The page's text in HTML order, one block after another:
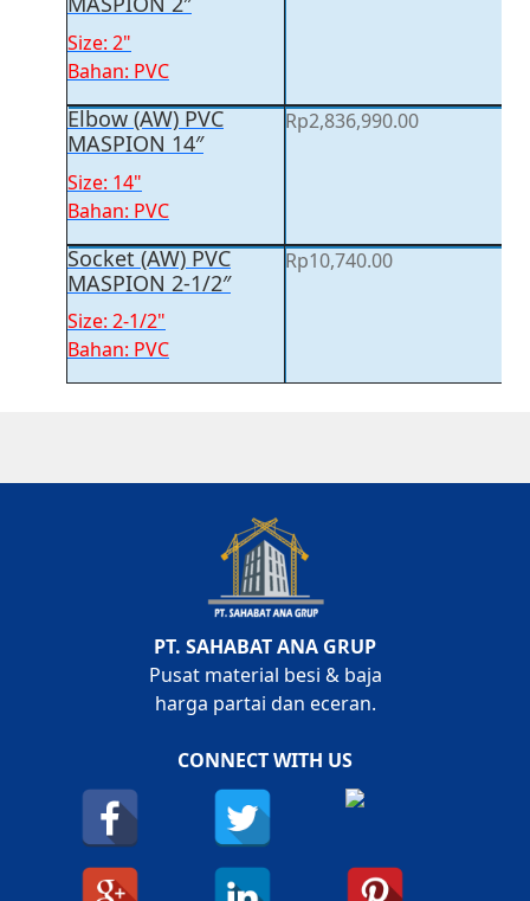
Size: 2"
Bahan: PVC
Elbow (AW) PVC
MASPION 14″
Size: 14"
Bahan: PVC
Rp2,836,990.00
Socket (AW) PVC
MASPION 2-1/2″
Size: 2-1/2"
Bahan: PVC
Rp10,740.00
PT. SAHABAT ANA GRUP
Pusat material besi & baja
harga partai dan eceran.
CONNECT WITH US